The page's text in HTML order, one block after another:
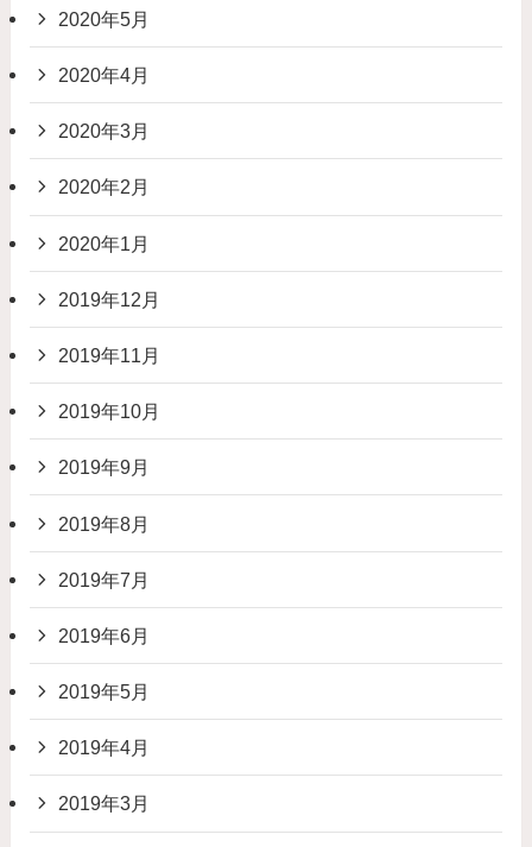
2020年5月
2020年4月
2020年3月
2020年2月
2020年1月
2019年12月
2019年11月
2019年10月
2019年9月
2019年8月
2019年7月
2019年6月
2019年5月
2019年4月
2019年3月